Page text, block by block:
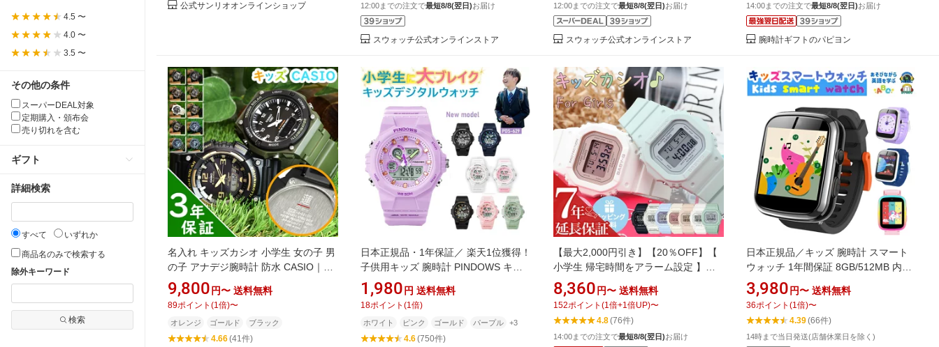
4.5 〜
4.0 〜
3.5 〜
その他の条件
スーパーDEAL対象
定期購入・頒布会
売り切れを含む
ギフト
詳細検索
すべて
いずれか
商品名のみで検索する
除外キーワード
検索
公式サンリオオンラインショップ 12:00までの注文で最短8/8(翌日)お届け
スウォッチ公式オンラインストア
12:00までの注文で最短8/8(翌日)お届け
スウォッチ公式オンラインストア
14:00までの注文で最短8/8(翌日)お届け
腕時計ギフトのパピヨン
名入れ キッズカシオ 小学生 女の子 男
の子 アナデジ腕時計 防水 CASIO｜キ
ッズウォッチ 子ども｜刻印確認対応・
時刻合わせ済み
9,800 円〜 送料無料
89ポイント (1倍)〜
オレンジ ゴールド ブラック
4.66(41件)
日本正規品・1年保証／ 楽天1位獲得！
子供用キッズ 腕時計 PINDOWS キッ
ズデジタルウォッチ デジタルアナログ
併用 50m防水 日本製電子クオーツ式
ムーブメント 日本製電池 男の子 女の
子 小学生 キッズ クリスマス プレゼン
ト 誕生日/卒業/入学/ジュニア/記念品
1,980 円 送料無料
18ポイント (1倍)
ホワイト ピンク ゴールド パープル +3
4.6(750件)
【最大2,000円引き】【20％OFF】【
小学生 帰宅時間をアラーム設定 】
BABY-G BABYG ベビージー ベビーG
ブランド 腕時計 時計 レディース シン
プル デジタル おしゃれ かわいい 女子
女の子 中学生 高校生 子ども 子供 軽い
軽量 30g 薄い 薄型 アラーム タイマー
8,360 円〜 送料無料
152ポイント (1倍+1倍UP)〜
4.8(76件)
14:00までの注文で最短8/8(翌日)お届け
日本正規品／キッズ 腕時計 スマート
ウォッチ 1年間保証 8GB/512MB 内蔵
知育玩具 子供 自撮りカメラ 35万画素
14種類ゲーム 音楽 アラーム 歩数計 録
画録音 入園入学祝い 女の子 男の子 お
もちゃ クリスマス誕生日プレゼント
小学生 ギフト 人気
3,980 円〜 送料無料
36ポイント (1倍)〜
4.39(66件)
14時まで当日発送(店舗休業日を除く)